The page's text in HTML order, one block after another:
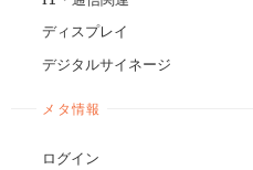
ディスプレイ
デジタルサイネージ
メタ情報
ログイン